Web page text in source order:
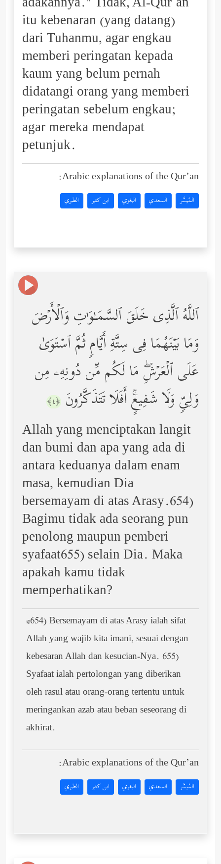
itu kebenaran (yang datang)
dari Tuhanmu, agar engkau
memberi peringatan kepada
kaum yang belum pernah
didatangi orang yang memberi
peringatan sebelum engkau;
agar mereka mendapat
petunjuk.
Arabic explanations of the Qur’an:
المُيسَّر السعدي البغوي ابن كثير الطبري
ٱللَّهُ ٱلَّذِی خَلَقَ ٱلسَّمَـٰوَ ٰ⁠تِ وَٱلۡأَرۡضَ
وَمَا بَیۡنَهُمَا فِی سِتَّةِ أَیَّامࣲ ثُمَّ ٱسۡتَوَىٰ
عَلَى ٱلۡعَرۡشِۖ مَا لَكُم مِّن دُونِهِۦ مِن
وَلِیࣲّ وَلَا شَفِیعٍۚ أَفَلَا تَتَذَكَّرُونَ ﴿٤﴾
Allah yang menciptakan langit
dan bumi dan apa yang ada di
antara keduanya dalam enam
masa, kemudian Dia
bersemayam di atas Arasy.654)
Bagimu tidak ada seorang pun
penolong maupun pemberi
syafaat655) selain Dia. Maka
apakah kamu tidak
memperhatikan?
*654) Bersemayam di atas Arasy ialah sifat
Allah yang wajib kita imani, sesuai dengan
kebesaran Allah dan kesucian-Nya. 655)
Syafaat ialah pertolongan yang diberikan
oleh rasul atau orang-orang tertentu untuk
meringankan azab atau beban seseorang di
akhirat.
Arabic explanations of the Qur’an:
المُيسَّر السعدي البغوي ابن كثير الطبري